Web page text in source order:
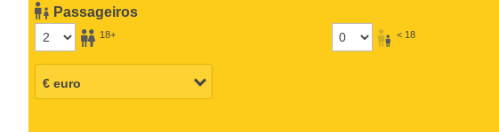
Passageiros
18+ < 18